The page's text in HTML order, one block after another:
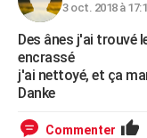
S'inscrire
Se connecter
Lycées
Collèges
Primaires
Universités
Entreprises
Service militaire
Avis de recherche
FORUM
Bricolage
Lifestyle
Culture
Sport
Auto
Television
Voyage
Cinema
3 oct. 2018 à
Des ânes j'ai trouvé
encrassé
j'ai nettoyé, et ça
Danke
Commenter